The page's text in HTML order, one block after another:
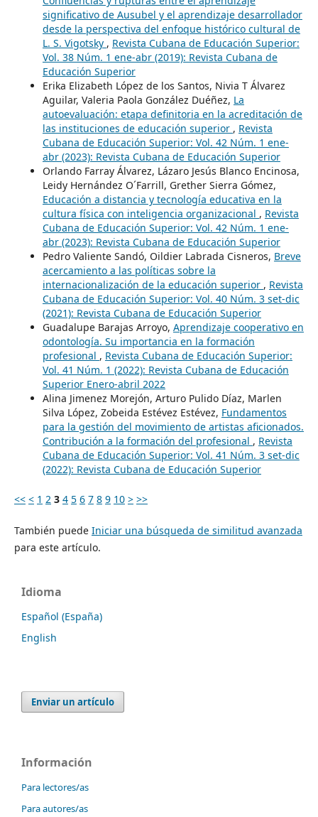
significativo de Ausubel y el aprendizaje desarrollador
desde la perspectiva del enfoque histórico cultural de
L. S. Vigotsky , Revista Cubana de Educación Superior:
Vol. 38 Núm. 1 ene-abr (2019): Revista Cubana de
Educación Superior
Erika Elizabeth López de los Santos, Nivia T Álvarez
Aguilar, Valeria Paola González Duéñez, La
autoevaluación: etapa definitoria en la acreditación de
las instituciones de educación superior , Revista
Cubana de Educación Superior: Vol. 42 Núm. 1 ene-
abr (2023): Revista Cubana de Educación Superior
Orlando Farray Álvarez, Lázaro Jesús Blanco Encinosa,
Leidy Hernández O´Farrill, Grether Sierra Gómez,
Educación a distancia y tecnología educativa en la
cultura física con inteligencia organizacional , Revista
Cubana de Educación Superior: Vol. 42 Núm. 1 ene-
abr (2023): Revista Cubana de Educación Superior
Pedro Valiente Sandó, Oildier Labrada Cisneros, Breve
acercamiento a las políticas sobre la
internacionalización de la educación superior , Revista
Cubana de Educación Superior: Vol. 40 Núm. 3 set-dic
(2021): Revista Cubana de Educación Superior
Guadalupe Barajas Arroyo, Aprendizaje cooperativo en
odontología. Su importancia en la formación
profesional , Revista Cubana de Educación Superior:
Vol. 41 Núm. 1 (2022): Revista Cubana de Educación
Superior Enero-abril 2022
Alina Jimenez Morejón, Arturo Pulido Díaz, Marlen
Silva López, Zobeida Estévez Estévez, Fundamentos
para la gestión del movimiento de artistas aficionados.
Contribución a la formación del profesional , Revista
Cubana de Educación Superior: Vol. 41 Núm. 3 set-dic
(2022): Revista Cubana de Educación Superior
<< < 1 2 3 4 5 6 7 8 9 10 > >>
También puede Iniciar una búsqueda de similitud avanzada
para este artículo.
Idioma
Español (España)
English
Enviar un artículo
Información
Para lectores/as
Para autores/as